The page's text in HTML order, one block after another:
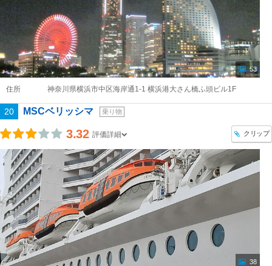
53
住所 神奈川県横浜市中区海岸通1-1 横浜港大さん橋ふ頭ビル1F
20 MSCベリッシマ 乗り物
3.32 評価詳細 クリップ
38